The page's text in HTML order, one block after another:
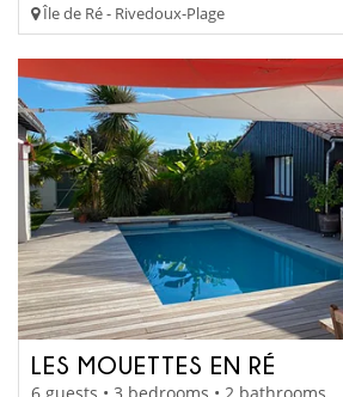
Île de Ré - Rivedoux-Plage
LES MOUETTES EN RÉ